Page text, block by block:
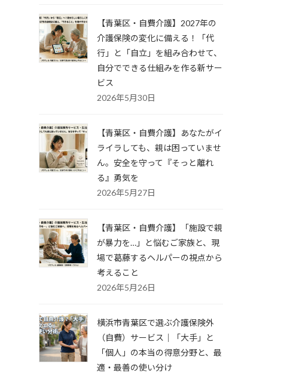
【青葉区・自費介護】2027年の
介護保険の変化に備える！「代
行」と「自立」を組み合わせて、
自分でできる仕組みを作る新サー
ビス
2026年5月30日
【青葉区・自費介護】あなたがイ
ライラしても、親は困っていませ
ん。安全を守って『そっと離れ
る』勇気を
2026年5月27日
【青葉区・自費介護】「施設で親
が暴力を…」と悩むご家族と、現
場で葛藤するヘルパーの視点から
考えること
2026年5月26日
横浜市青葉区で選ぶ介護保険外
（自費）サービス｜「大手」と
「個人」の本当の得意分野と、最
適・最善の使い分け